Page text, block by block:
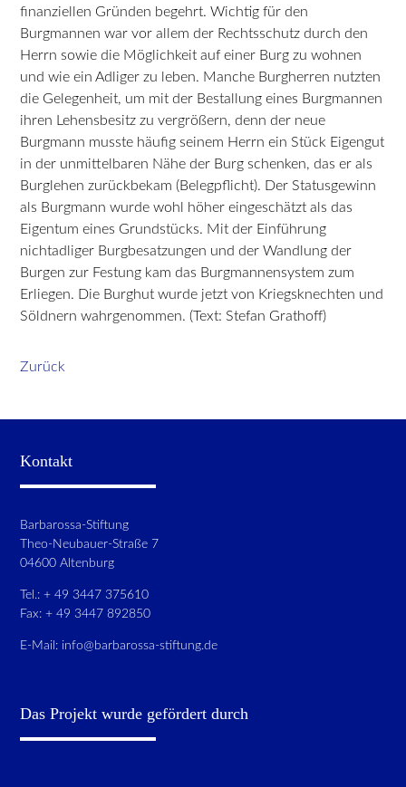
finanziellen Gründen begehrt. Wichtig für den
Burgmannen war vor allem der Rechtsschutz durch den
Herrn sowie die Möglichkeit auf einer Burg zu wohnen
und wie ein Adliger zu leben. Manche Burgherren nutzten
die Gelegenheit, um mit der Bestallung eines Burgmannen
ihren Lehensbesitz zu vergrößern, denn der neue
Burgmann musste häufig seinem Herrn ein Stück Eigengut
in der unmittelbaren Nähe der Burg schenken, das er als
Burglehen zurückbekam (Belegpflicht). Der Statusgewinn
als Burgmann wurde wohl höher eingeschätzt als das
Eigentum eines Grundstücks. Mit der Einführung
nichtadliger Burgbesatzungen und der Wandlung der
Burgen zur Festung kam das Burgmannensystem zum
Erliegen. Die Burghut wurde jetzt von Kriegsknechten und
Söldnern wahrgenommen. (Text: Stefan Grathoff)
Zurück
Kontakt
Barbarossa-Stiftung
Theo-Neubauer-Straße 7
04600 Altenburg
Tel.: + 49 3447 375610
Fax: + 49 3447 892850
E-Mail: info@barbarossa-stiftung.de
Das Projekt wurde gefördert durch